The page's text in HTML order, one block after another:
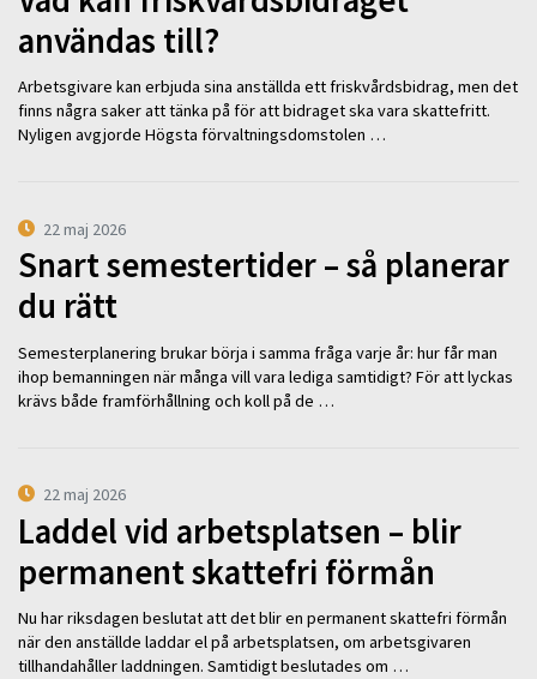
användas till?
Arbetsgivare kan erbjuda sina anställda ett friskvårdsbidrag, men det
finns några saker att tänka på för att bidraget ska vara skattefritt.
Nyligen avgjorde Högsta förvaltningsdomstolen …
22 maj 2026
Snart semestertider – så planerar
du rätt
Semesterplanering brukar börja i samma fråga varje år: hur får man
ihop bemanningen när många vill vara lediga samtidigt? För att lyckas
krävs både framförhållning och koll på de …
22 maj 2026
Laddel vid arbetsplatsen – blir
permanent skattefri förmån
Nu har riksdagen beslutat att det blir en permanent skattefri förmån
när den anställde laddar el på arbetsplatsen, om arbetsgivaren
tillhandahåller laddningen. Samtidigt beslutades om …